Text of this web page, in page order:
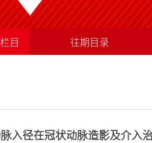
目 往期目录
入径在冠状动脉造影及介入